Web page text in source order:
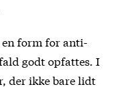
form for anti-
godt opfattes. I
der ikke bare lidt